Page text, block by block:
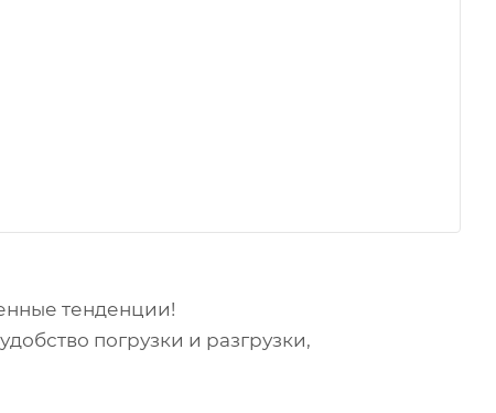
тенденции!
погрузки и разгрузки,